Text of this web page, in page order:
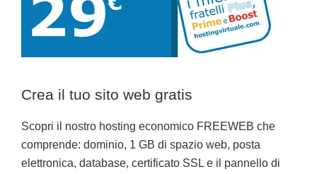
Crea il tuo sito web gratis
Scopri il nostro hosting economico FREEWEB che
comprende: dominio, 1 GB di spazio web, posta
elettronica, database, certificato SSL e il pannello di